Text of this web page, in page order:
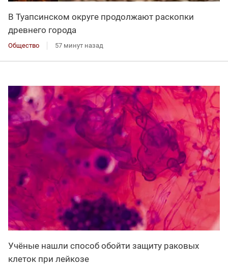
В Туапсинском округе продолжают раскопки
древнего города
Общество 57 минут назад
Учёные нашли способ обойти защиту раковых
клеток при лейкозе